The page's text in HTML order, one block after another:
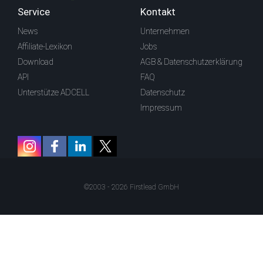
Service
News
Affiliate-Lexikon
Download
API
Unterstütze ADCELL
Kontakt
Unternehmen
Jobs
AGB & Datenschutzerklärung
FAQ
Datenschutz
Impressum
©2003 - 2026 Firstlead GmbH